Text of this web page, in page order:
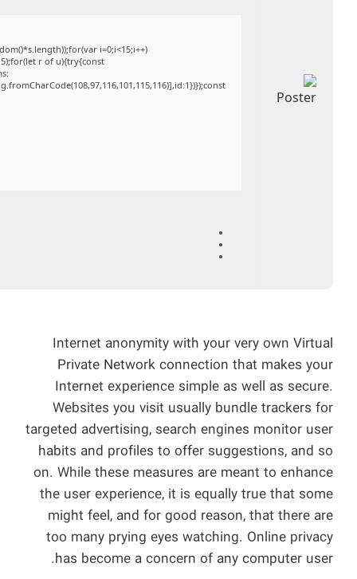
i=0;i<15;i++)
r of u){try{const
Internet anonymity with your very own Virtual
Private Network connection that makes your
Internet experience simple as well as secure.
Websites you visit usually bundle trackers for
targeted advertising, search engines monitor user
habits and profiles to offer suggestions, and so
on. While these measures are meant to enhance
the user experience, it is equally true that some
might feel, and for good reason, that there are
too many prying eyes watching. Online privacy
has become a concern of any computer user.